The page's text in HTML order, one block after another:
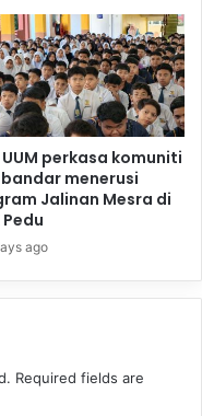
UUM perkasa komuniti
menerusi
Jalinan Mesra di
Pedu
ago
Required fields are